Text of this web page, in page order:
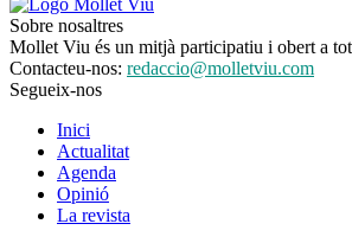
Sobre nosaltres
Mollet Viu és un mitjà participatiu i obert a
Contacteu-nos: redaccio@molletviu.com
Segueix-nos
Inici
Actualitat
Agenda
Opinió
La revista